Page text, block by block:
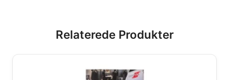
Relaterede Produkter